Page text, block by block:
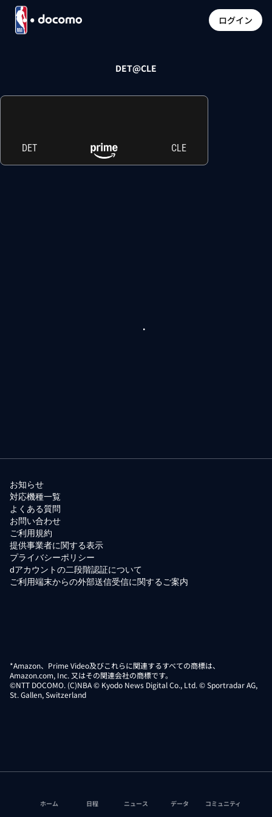
ログイン
DET@CLE
DET CLE
お知らせ
対応機種一覧
よくある質問
お問い合わせ
ご利用規約
提供事業者に関する表示
プライバシーポリシー
dアカウントの二段階認証について
ご利用端末からの外部送信受信に関するご案内
*Amazon、Prime Video及びこれらに関連するすべての商標は、
Amazon.com, Inc. 又はその関連会社の商標です。
©NTT DOCOMO. (C)NBA © Kyodo News Digital Co., Ltd. © Sportradar AG,
St. Gallen, Switzerland
ホーム 日程 ニュース データ コミュニティ